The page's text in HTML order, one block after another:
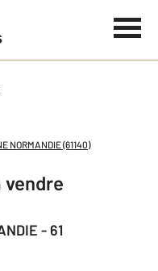
NORMANDIE (61140)
vendre
- 61